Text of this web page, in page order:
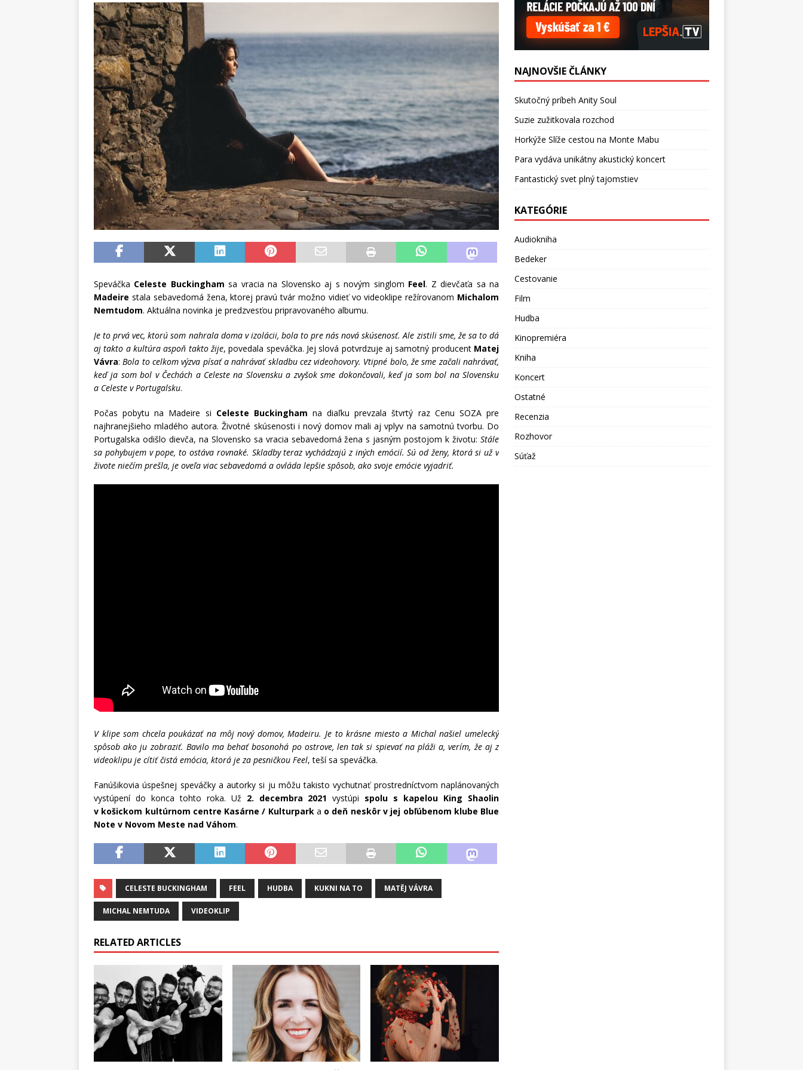
Speváčka Celeste Buckingham sa vracia na Slovensko aj s novým singlom Feel. Z dievčaťa sa na
Madeire stala sebavedomá žena, ktorej pravú tvár možno vidieť vo videoklipe režírovanom Michalom
Nemtudom. Aktuálna novinka je predzvesťou pripravovaného albumu.
Je to prvá vec, ktorú som nahrala doma v izolácii, bola to pre nás nová skúsenosť. Ale zistili sme, že sa to dá
aj takto a kultúra aspoň takto žije, povedala speváčka. Jej slová potvrdzuje aj samotný producent Matej
Vávra:Bola to celkom výzva písať a nahrávať skladbu cez videohovory. Vtipné bolo, že sme začali nahrávať,
keď ja som bol v Čechách a Celeste na Slovensku a zvyšok sme dokončovali, keď ja som bol na Slovensku
a Celeste v Portugalsku.
Počas pobytu na Madeire si Celeste Buckingham na diaľku prevzala štvrtý raz Cenu SOZA pre
najhranejšieho mladého autora. Životné skúsenosti i nový domov mali aj vplyv na samotnú tvorbu. Do
Portugalska odišlo dievča, na Slovensko sa vracia sebavedomá žena s jasným postojom k životu:Stále
sa pohybujem v pope, to ostáva rovnaké. Skladby teraz vychádzajú z iných emócií. Sú od ženy, ktorá si už v
živote niečím prešla, je oveľa viac sebavedomá a ovláda lepšie spôsob, ako svoje emócie vyjadriť.
V klipe som chcela poukázať na môj nový domov, Madeiru. Je to krásne miesto a Michal našiel umelecký
spôsob ako ju zobraziť. Bavilo ma behať bosonohá po ostrove, len tak si spievať na pláži a, verím, že aj z
videoklipu je cítiť čistá emócia, ktorá je za pesničkou Feel, teší sa speváčka.
Fanúšikovia úspešnej speváčky a autorky si ju môžu takisto vychutnať prostredníctvom naplánovaných
vystúpení do konca tohto roka. Už 2. decembra 2021 vystúpi spolu s kapelou King Shaolin
v košickom kultúrnom centre Kasárne / Kulturparka o deň neskôr v jej obľúbenom klube Blue
Note v Novom Meste nad Váhom.
CELESTE BUCKINGHAM FEEL HUDBA KUKNI NA TO MATĚJ VÁVRA
MICHAL NEMTUDA VIDEOKLIP
RELATED ARTICLES
NAJNOVŠIE ČLÁNKY
Skutočný príbeh Anity Soul
Suzie zužitkovala rozchod
Horkýže Slíže cestou na Monte Mabu
Para vydáva unikátny akustický koncert
Fantastický svet plný tajomstiev
KATEGÓRIE
Audiokniha
Bedeker
Cestovanie
Film
Hudba
Kinopremiéra
Kniha
Koncert
Ostatné
Recenzia
Rozhovor
Súťaž